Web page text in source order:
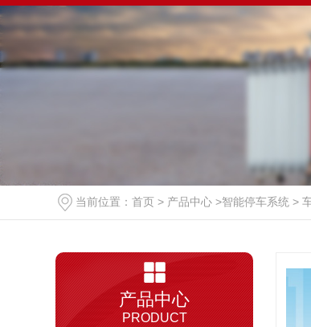
车牌识
人行通道
全自动升
当前位置： 首页 > 产品中心 >智能停车系统 >
产品中心
PRODUCT